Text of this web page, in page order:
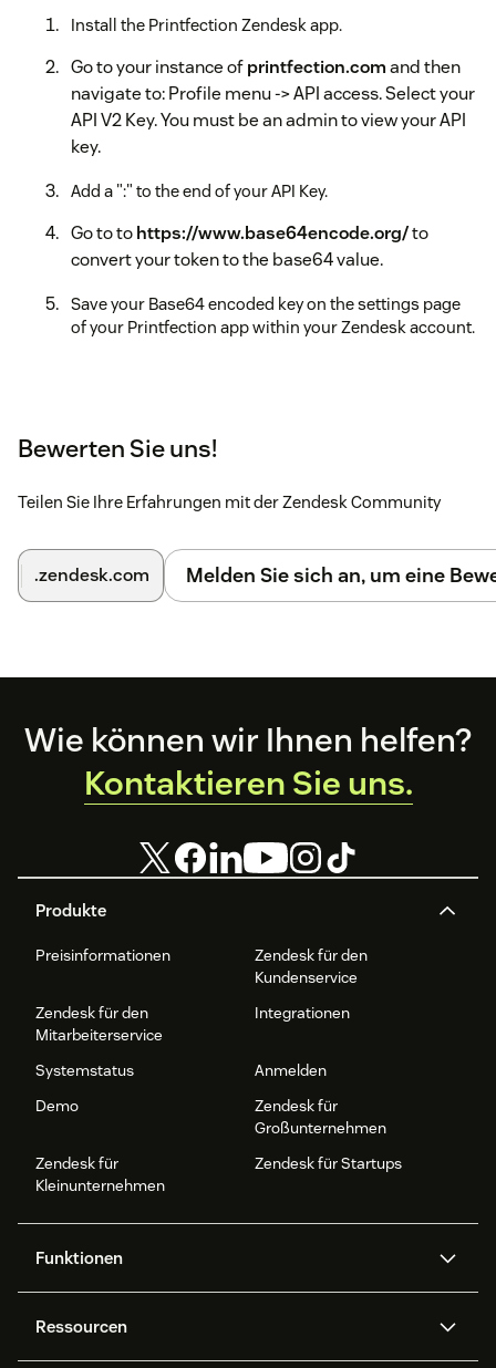
Install the Printfection Zendesk app.
Go to your instance ofprintfection.comand then
navigate to: Profile menu -> API access. Select your
API V2 Key. You must be an admin to view your API
key.
Add a ":" to the end of your API Key.
Go to tohttps://www.base64encode.org/to
convert your token to the base64 value.
Save your Base64 encoded key on the settings page
of your Printfection app within your Zendesk account.
Bewerten Sie uns!
Teilen Sie Ihre Erfahrungen mit der Zendesk Community
.zendesk.com Melden Sie sich an, um eine
Footer
Produkte
Preisinformationen
Zendesk für den
Kundenservice
Zendesk für den
Mitarbeiterservice
Integrationen
Systemstatus
Anmelden
Demo
Zendesk für
Großunternehmen
Zendesk für
Kleinunternehmen
Zendesk für Startups
Funktionen
Zendesk-KI
Ressourcen
Wie können wir Ihnen helfen?
Kontaktieren Sie uns.